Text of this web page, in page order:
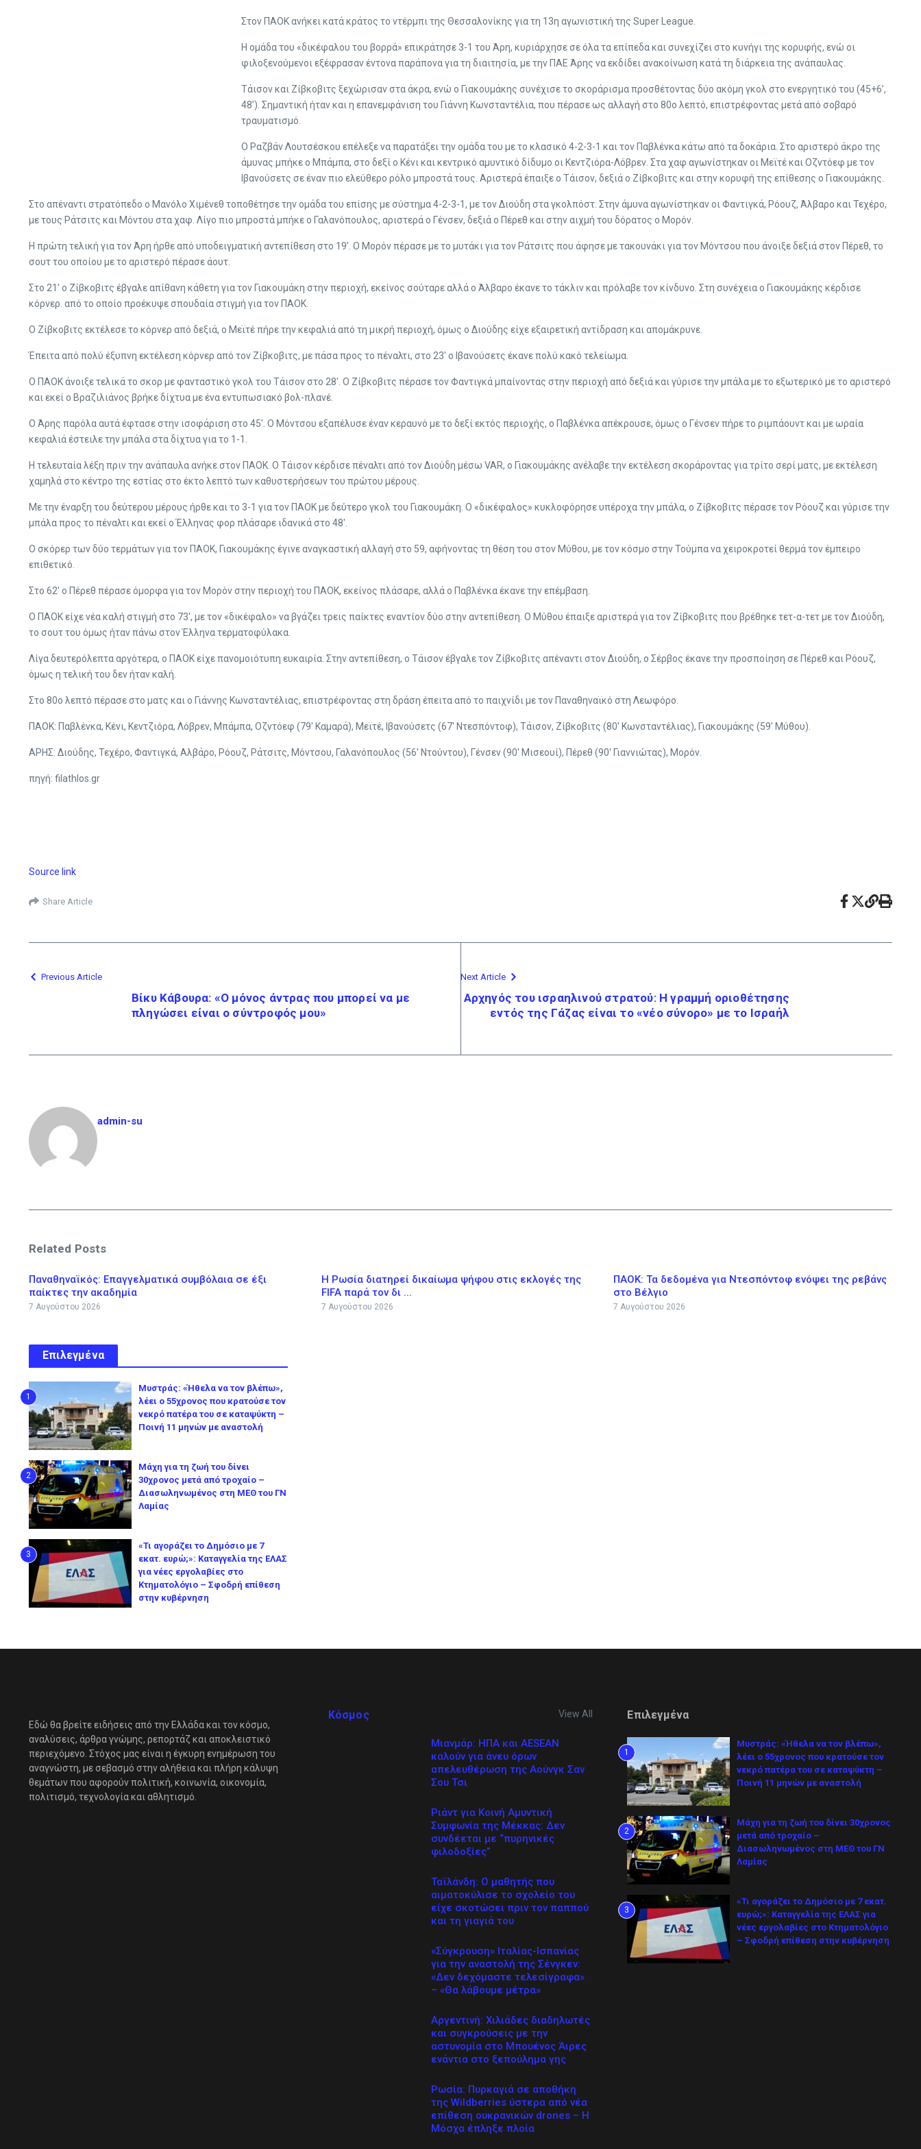
Στον ΠΑΟΚ ανήκει κατά κράτος το ντέρμπι της Θεσσαλονίκης για τη 13η αγωνιστική της Super League.
Η ομάδα του «δικέφαλου του βορρά» επικράτησε 3-1 του Άρη, κυριάρχησε σε όλα τα επίπεδα και συνεχίζει στο κυνήγι της κορυφής, ενώ οι
φιλοξενούμενοι εξέφρασαν έντονα παράπονα για τη διαιτησία, με την ΠΑΕ Άρης να εκδίδει ανακοίνωση κατά τη διάρκεια της ανάπαυλας.
Τάισον και Ζίβκοβιτς ξεχώρισαν στα άκρα, ενώ ο Γιακουμάκης συνέχισε το σκοράρισμα προσθέτοντας δύο ακόμη γκολ στο ενεργητικό του (45+6’,
48’). Σημαντική ήταν και η επανεμφάνιση του Γιάννη Κωνσταντέλια, που πέρασε ως αλλαγή στο 80ο λεπτό, επιστρέφοντας μετά από σοβαρό
τραυματισμό.
Ο Ραζβάν Λουτσέσκου επέλεξε να παρατάξει την ομάδα του με το κλασικό 4-2-3-1 και τον Παβλένκα κάτω από τα δοκάρια. Στο αριστερό άκρο της
άμυνας μπήκε ο Μπάμπα, στο δεξί ο Κένι και κεντρικό αμυντικό δίδυμο οι Κεντζιόρα-Λόβρεν. Στα χαφ αγωνίστηκαν οι Μεϊτέ και Οζντόεφ με τον
Ιβανούσετς σε έναν πιο ελεύθερο ρόλο μπροστά τους. Αριστερά έπαιξε ο Τάισον, δεξιά ο Ζίβκοβιτς και στην κορυφή της επίθεσης ο Γιακουμάκης.
Στο απέναντι στρατόπεδο ο Μανόλο Χιμένεθ τοποθέτησε την ομάδα του επίσης με σύστημα 4-2-3-1, με τον Διούδη στα γκολπόστ. Στην άμυνα αγωνίστηκαν οι Φαντιγκά, Ρόουζ, Άλβαρο και Τεχέρο,
με τους Ράτσιτς και Μόντου στα χαφ. Λίγο πιο μπροστά μπήκε ο Γαλανόπουλος, αριστερά ο Γένσεν, δεξιά ο Πέρεθ και στην αιχμή του δόρατος ο Μορόν.
Η πρώτη τελική για τον Άρη ήρθε από υποδειγματική αντεπίθεση στο 19′. Ο Μορόν πέρασε με το μυτάκι για τον Ράτσιτς που άφησε με τακουνάκι για τον Μόντσου που άνοιξε δεξιά στον Πέρεθ, το
σουτ του οποίου με το αριστερό πέρασε άουτ.
Στο 21′ ο Ζίβκοβιτς έβγαλε απίθανη κάθετη για τον Γιακουμάκη στην περιοχή, εκείνος σούταρε αλλά ο Άλβαρο έκανε το τάκλιν και πρόλαβε τον κίνδυνο. Στη συνέχεια ο Γιακουμάκης κέρδισε
κόρνερ. από το οποίο προέκυψε σπουδαία στιγμή για τον ΠΑΟΚ.
Ο Ζίβκοβιτς εκτέλεσε το κόρνερ από δεξιά, ο Μεϊτέ πήρε την κεφαλιά από τη μικρή περιοχή, όμως ο Διούδης είχε εξαιρετική αντίδραση και απομάκρυνε.
Έπειτα από πολύ έξυπνη εκτέλεση κόρνερ από τον Ζίβκοβιτς, με πάσα προς το πέναλτι, στο 23′ ο Ιβανούσετς έκανε πολύ κακό τελείωμα.
Ο ΠΑΟΚ άνοιξε τελικά το σκορ με φανταστικό γκολ του Τάισον στο 28′. Ο Ζίβκοβιτς πέρασε τον Φαντιγκά μπαίνοντας στην περιοχή από δεξιά και γύρισε την μπάλα με το εξωτερικό με το αριστερό
και εκεί ο Βραζιλιάνος βρήκε δίχτυα με ένα εντυπωσιακό βολ-πλανέ.
Ο Άρης παρόλα αυτά έφτασε στην ισοφάριση στο 45′. Ο Μόντσου εξαπέλυσε έναν κεραυνό με το δεξί εκτός περιοχής, ο Παβλένκα απέκρουσε, όμως ο Γένσεν πήρε το ριμπάουντ και με ωραία
κεφαλιά έστειλε την μπάλα στα δίχτυα για το 1-1.
Η τελευταία λέξη πριν την ανάπαυλα ανήκε στον ΠΑΟΚ. Ο Τάισον κέρδισε πέναλτι από τον Διούδη μέσω VAR, ο Γιακουμάκης ανέλαβε την εκτέλεση σκοράροντας για τρίτο σερί ματς, με εκτέλεση
χαμηλά στο κέντρο της εστίας στο έκτο λεπτό των καθυστερήσεων του πρώτου μέρους.
Με την έναρξη του δεύτερου μέρους ήρθε και το 3-1 για τον ΠΑΟΚ με δεύτερο γκολ του Γιακουμάκη. Ο «δικέφαλος» κυκλοφόρησε υπέροχα την μπάλα, ο Ζίβκοβιτς πέρασε τον Ρόουζ και γύρισε την
μπάλα προς το πέναλτι και εκεί ο Έλληνας φορ πλάσαρε ιδανικά στο 48′.
Ο σκόρερ των δύο τερμάτων για τον ΠΑΟΚ, Γιακουμάκης έγινε αναγκαστική αλλαγή στο 59, αφήνοντας τη θέση του στον Μύθου, με τον κόσμο στην Τούμπα να χειροκροτεί θερμά τον έμπειρο
επιθετικό.
Στο 62′ ο Πέρεθ πέρασε όμορφα για τον Μορόν στην περιοχή του ΠΑΟΚ, εκείνος πλάσαρε, αλλά ο Παβλένκα έκανε την επέμβαση.
Ο ΠΑΟΚ είχε νέα καλή στιγμή στο 73′, με τον «δικέφαλο» να βγάζει τρεις παίκτες εναντίον δύο στην αντεπίθεση. Ο Μύθου έπαιξε αριστερά για τον Ζίβκοβιτς που βρέθηκε τετ-α-τετ με τον Διούδη,
το σουτ του όμως ήταν πάνω στον Έλληνα τερματοφύλακα.
Λίγα δευτερόλεπτα αργότερα, ο ΠΑΟΚ είχε πανομοιότυπη ευκαιρία. Στην αντεπίθεση, ο Τάισον έβγαλε τον Ζίβκοβιτς απέναντι στον Διούδη, ο Σέρβος έκανε την προσποίηση σε Πέρεθ και Ρόουζ,
όμως η τελική του δεν ήταν καλή.
Στο 80ο λεπτό πέρασε στο ματς και ο Γιάννης Κωνσταντέλιας, επιστρέφοντας στη δράση έπειτα από το παιχνίδι με τον Παναθηναϊκό στη Λεωφόρο.
ΠΑΟΚ: Παβλένκα, Κένι, Κεντζιόρα, Λόβρεν, Μπάμπα, Οζντόεφ (79′ Καμαρά), Μεϊτέ, Ιβανούσετς (67′ Ντεσπόντοφ), Τάισον, Ζίβκοβιτς (80′ Κωνσταντέλιας), Γιακουμάκης (59′ Μύθου).
ΑΡΗΣ: Διούδης, Τεχέρο, Φαντιγκά, Αλβάρο, Ρόουζ, Ράτσιτς, Μόντσου, Γαλανόπουλος (56′ Ντούντου), Γένσεν (90′ Μισεουί), Πέρεθ (90′ Γιαννιώτας), Μορόν.
πηγή: filathlos.gr
Source link
Share Article
Previous Article
Βίκυ Κάβουρα: «Ο μόνος άντρας που μπορεί να με
πληγώσει είναι ο σύντροφός μου»
Next Article
Αρχηγός του ισραηλινού στρατού: Η γραμμή οριοθέτησης
εντός της Γάζας είναι το «νέο σύνορο» με το Ισραήλ
admin-su
Related Posts
Παναθηναϊκός: Επαγγελματικά συμβόλαια σε έξι
παίκτες την ακαδημία
7 Αυγούστου 2026
Η Ρωσία διατηρεί δικαίωμα ψήφου στις εκλογές της
FIFA παρά τον δι ...
7 Αυγούστου 2026
ΠΑΟΚ: Τα δεδομένα για Ντεσπόντοφ ενόψει της ρεβάνς
στο Βέλγιο
7 Αυγούστου 2026
Επιλεγμένα
1
Μυστράς: «Ήθελα να τον βλέπω»,
λέει ο 55χρονος που κρατούσε τον
νεκρό πατέρα του σε καταψύκτη –
Ποινή 11 μηνών με αναστολή
2
Μάχη για τη ζωή του δίνει
30χρονος μετά από τροχαίο –
Διασωληνωμένος στη ΜΕΘ του ΓΝ
Λαμίας
3
«Τι αγοράζει το Δημόσιο με 7
εκατ. ευρώ;»: Καταγγελία της ΕΛΑΣ
για νέες εργολαβίες στο
Κτηματολόγιο – Σφοδρή επίθεση
στην κυβέρνηση
Εδώ θα βρείτε ειδήσεις από την Ελλάδα και τον κόσμο,
αναλύσεις, άρθρα γνώμης, ρεπορτάζ και αποκλειστικό
περιεχόμενο. Στόχος μας είναι η έγκυρη ενημέρωση του
αναγνώστη, με σεβασμό στην αλήθεια και πλήρη κάλυψη
θεμάτων που αφορούν πολιτική, κοινωνία, οικονομία,
πολιτισμό, τεχνολογία και αθλητισμό.
Κόσμος View All
Μιανμάρ: ΗΠΑ και AESEAN
καλούν για άνευ όρων
απελευθέρωση της Αούνγκ Σαν
Σου Τσι
Ριάντ για Κοινή Αμυντική
Συμφωνία της Μέκκας: Δεν
συνδέεται με “πυρηνικές
φιλοδοξίες”
Ταϊλάνδη: Ο μαθητής που
αιματοκύλισε το σχολείο του
είχε σκοτώσει πριν τον παππού
και τη γιαγιά του
«Σύγκρουση» Ιταλίας-Ισπανίας
για την αναστολή της Σένγκεν:
«Δεν δεχόμαστε τελεσίγραφα»
– «Θα λάβουμε μέτρα»
Αργεντινή: Χιλιάδες διαδηλωτές
και συγκρούσεις με την
αστυνομία στο Μπουένος Άιρες
ενάντια στο ξεπούλημα γης
Ρωσία: Πυρκαγιά σε αποθήκη
της Wildberries ύστερα από νέα
επίθεση ουκρανικών drones – Η
Μόσχα έπληξε πλοία
Επιλεγμένα
1
Μυστράς: «Ήθελα να τον βλέπω»,
λέει ο 55χρονος που κρατούσε τον
νεκρό πατέρα του σε καταψύκτη –
Ποινή 11 μηνών με αναστολή
2
Μάχη για τη ζωή του δίνει 30χρονος
μετά από τροχαίο –
Διασωληνωμένος στη ΜΕΘ του ΓΝ
Λαμίας
3
«Τι αγοράζει το Δημόσιο με 7 εκατ.
ευρώ;»: Καταγγελία της ΕΛΑΣ για
νέες εργολαβίες στο Κτηματολόγιο
– Σφοδρή επίθεση στην κυβέρνηση